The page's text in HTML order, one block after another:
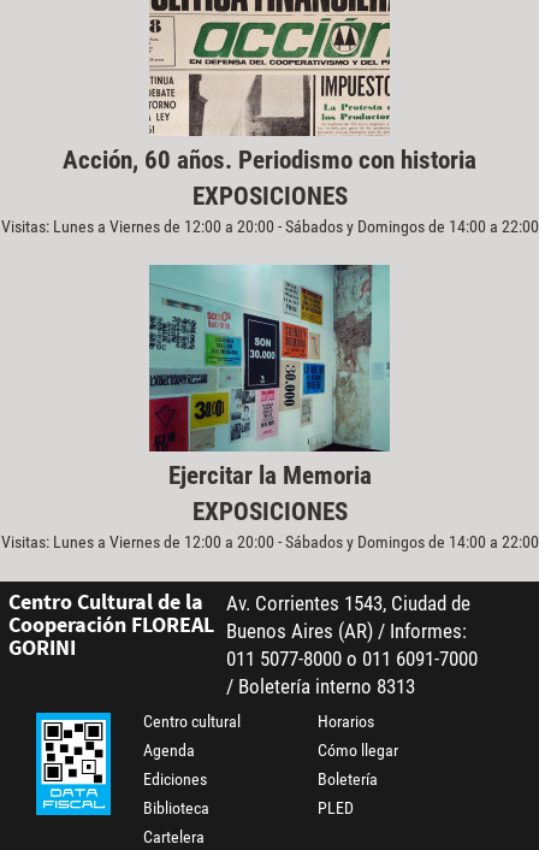
Acción, 60 años. Periodismo con historia
EXPOSICIONES
Visitas: Lunes a Viernes de 12:00 a 20:00 - Sábados y Domingos de 14:00 a 22:00
Ejercitar la Memoria
EXPOSICIONES
Visitas: Lunes a Viernes de 12:00 a 20:00 - Sábados y Domingos de 14:00 a 22:00
Centro Cultural de la
Cooperación FLOREAL
GORINI
Av. Corrientes 1543, Ciudad de
Buenos Aires (AR) / Informes:
011 5077-8000 o 011 6091-7000
/ Boletería interno 8313
Centro cultural
Agenda
Ediciones
Biblioteca
Cartelera
Horarios
Cómo llegar
Boletería
PLED